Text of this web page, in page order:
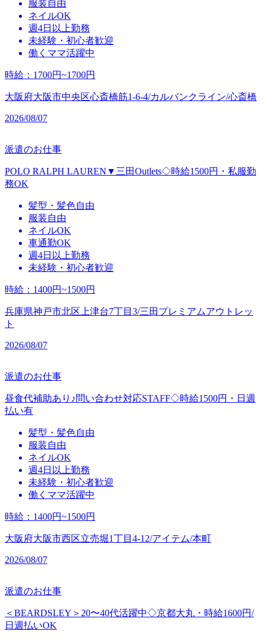
服装自由
ネイルOK
週4日以上勤務
未経験・初心者歓迎
働くママ活躍中
時給 ： 1700円~1700円
大阪府大阪市中央区心斎橋筋1-6-4/カルバンクライン/心斎橋
2026/08/07
派遣のお仕事
POLO RALPH LAUREN▼三田Outlets◇時給1500円・私服勤
務OK
髪型・髪色自由
服装自由
ネイルOK
車通勤OK
週4日以上勤務
未経験・初心者歓迎
時給 ： 1400円~1500円
兵庫県神戸市北区上津台7丁目3/三田プレミアムアウトレッ
ト
2026/08/07
派遣のお仕事
昼食代補助あり♪問い合わせ対応STAFF◇時給1500円・日週
払い有
髪型・髪色自由
服装自由
ネイルOK
週4日以上勤務
未経験・初心者歓迎
働くママ活躍中
時給 ： 1400円~1500円
大阪府大阪市西区立売堀1丁目4-12/アイテム/本町
2026/08/07
派遣のお仕事
＜BEARDSLEY＞20〜40代活躍中◇京都大丸・時給1600円/
日週払いOK